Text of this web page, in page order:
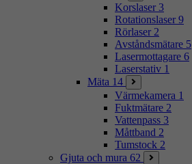
Korslaser 3
Rotationslaser 9
Rörlaser 2
Avståndsmätare 5
Lasermottagare 6
Laserstativ 1
Mäta 14
Värmekamera 1
Fuktmätare 2
Vattenpass 3
Måttband 2
Tumstock 2
Gjuta och mura 62